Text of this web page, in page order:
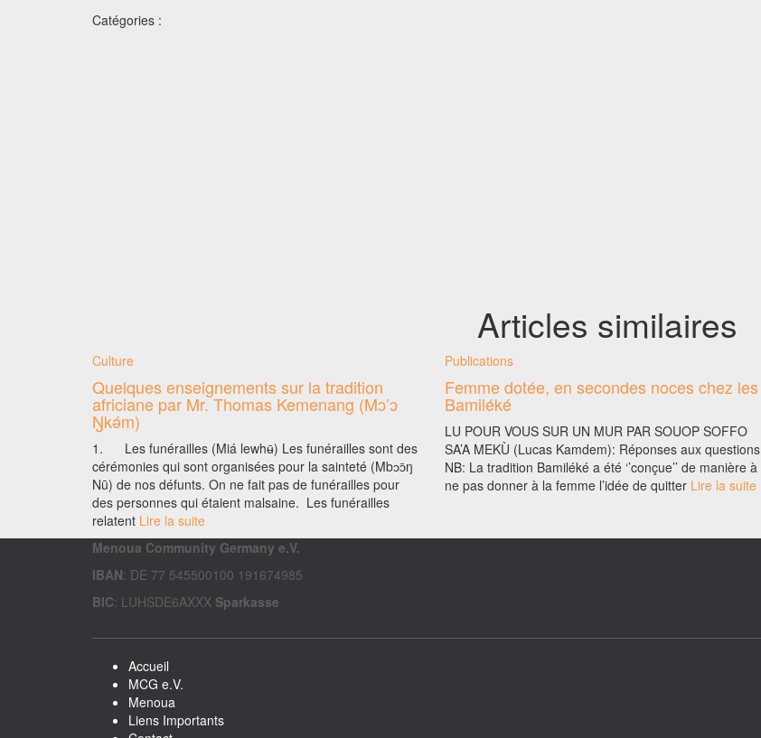
Catégories :
Articles similaires
Culture
Quelques enseignements sur la tradition
africiane par Mr. Thomas Kemenang (Mɔ’ɔ
Ŋkǝ́m)
1. Les funérailles (Miá lewhʉ̄) Les funérailles sont des
cérémonies qui sont organisées pour la sainteté (Mbɔɔ̄ŋ
Nū) de nos défunts. On ne fait pas de funérailles pour
des personnes qui étaient malsaine. Les funérailles
relatent Lire la suite
Publications
Femme dotée, en secondes noces chez les
Bamiléké
LU POUR VOUS SUR UN MUR PAR SOUOP SOFFO
SA’A MEKÙ (Lucas Kamdem): Réponses aux questions
NB: La tradition Bamiléké a été ‘’conçue’’ de manière à
ne pas donner à la femme l’idée de quitter Lire la suite
Menoua Community Germany e.V.
IBAN: DE 77 545500100 191674985
BIC: LUHSDE6AXXX Sparkasse
Accueil
MCG e.V.
Menoua
Liens Importants